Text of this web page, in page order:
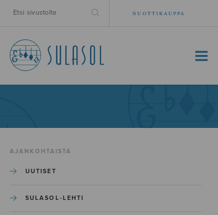
NUOTTIKAUPPA
MENU
AJANKOHTAISTA
UUTISET
SULASOL-LEHTI